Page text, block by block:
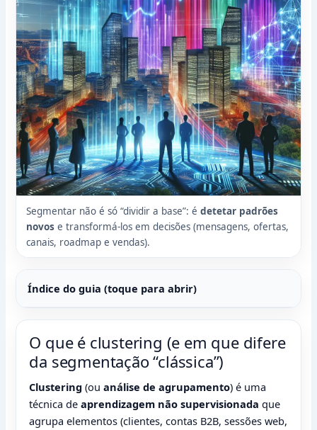
Segmentar não é só “dividir a base”: édetetar padrões
novos e transformá-los em decisões (mensagens, ofertas,
canais, roadmap e vendas).
Índice do guia (toque para abrir)
O que é clustering (e em que difere
da segmentação “clássica”)
Clustering (ouanálise de agrupamento) é uma
técnica deaprendizagem não supervisionada que
agrupa elementos (clientes, contas B2B, sessões web,